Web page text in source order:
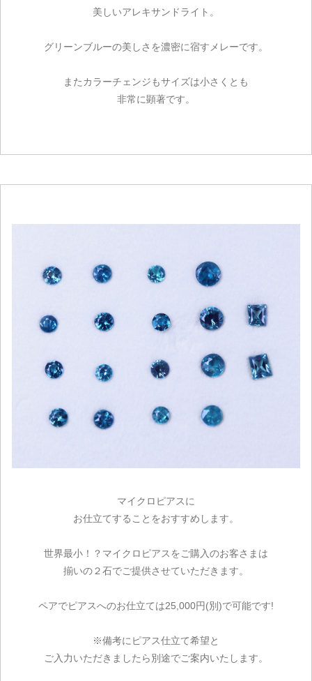
美しいアレキサンドライト。
グリーンブルーの美しさを濃密に宿すメレーです。
またカラーチェンジもサイズは小さくとも
非常に顕著です。
マイクロピアスに
お仕立てすることをおすすめします。
世界最小！？マイクロピアスをご購入のお客さまは
揃いの２石でご提供させていただきます。
ペアでピアスへのお仕立ては25,000円(別)で可能です!
※備考にピアス仕立て希望と
ご入力いただきましたら別途でご案内いたします。